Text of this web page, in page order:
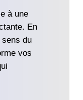
à une
En
du
vos